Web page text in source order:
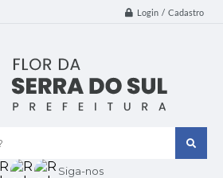
Login / Cadastro
Siga-nos